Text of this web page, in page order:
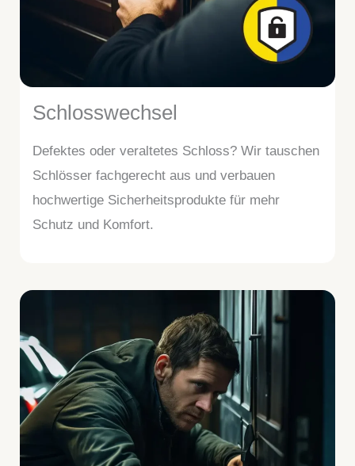
Schlosswechsel
Defektes oder veraltetes Schloss? Wir tauschen
Schlösser fachgerecht aus und verbauen
hochwertige Sicherheitsprodukte für mehr
Schutz und Komfort.